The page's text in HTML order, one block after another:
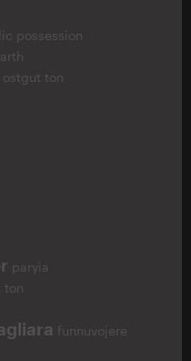
possession
ostgut ton
paryìa
ton
funnuvojere